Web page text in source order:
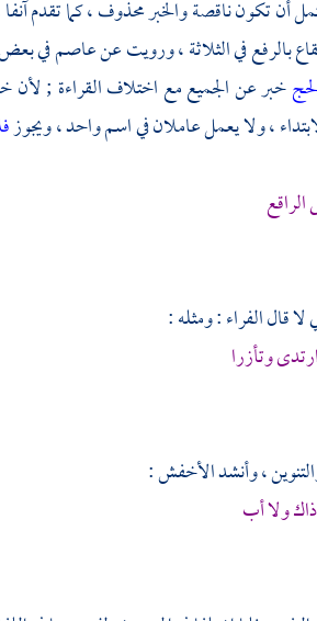
أن تكون ناقصة والخبر محذوف ، كما تقدم
بالرفع في الثلاثة ، ورويت عنعاصمفي
خبر عن الجميع مع اختلاف القراءة ; لأن
، ولا يعمل عاملان في اسم واحد ، ويجوز
قالالفراء: ومثله :
وتأزرا
، وأنشدالأخفش:
ولا أب